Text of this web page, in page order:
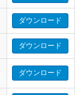
ダウンロード
ダウンロード
ダウンロード